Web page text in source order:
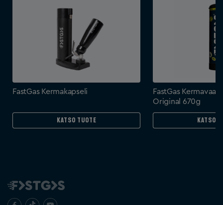
FastGas Kermakapseli
Katso tuote
FastGas
Original 670g
Katso